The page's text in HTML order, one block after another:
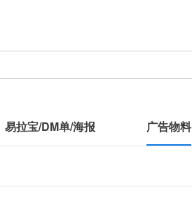
易拉宝/DM单/海报 广告物料